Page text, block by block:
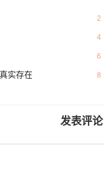
2
4
6
实存在 8
发表评论